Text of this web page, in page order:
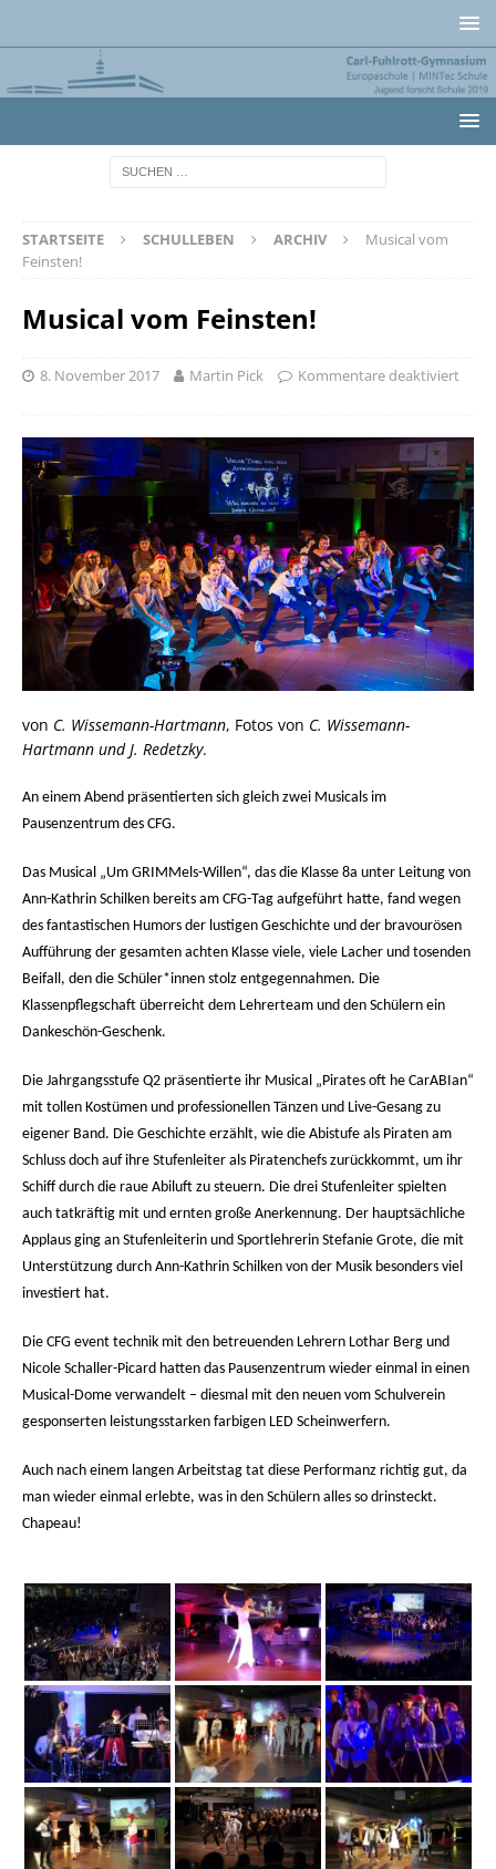
STARTSEITE SCHULLEBEN ARCHIV
Musical vom
Feinsten!
Musical vom Feinsten!
8. November 2017 Martin Pick Kommentare deaktiviert
von C. Wissemann-Hartmann, Fotos von C. Wissemann-
Hartmann und J. Redetzky.
An einem Abend präsentierten sich gleich zwei Musicals im
Pausenzentrum des CFG.
Das Musical „Um GRIMMels-Willen“, das die Klasse 8a unter Leitung von
Ann-Kathrin Schilken bereits am CFG-Tag aufgeführt hatte, fand wegen
des fantastischen Humors der lustigen Geschichte und der bravourösen
Aufführung der gesamten achten Klasse viele, viele Lacher und tosenden
Beifall, den die Schüler*innen stolz entgegennahmen. Die
Klassenpflegschaft überreicht dem Lehrerteam und den Schülern ein
Dankeschön-Geschenk.
Die Jahrgangsstufe Q2 präsentierte ihr Musical „Pirates oft he CarABIan“
mit tollen Kostümen und professionellen Tänzen und Live-Gesang zu
eigener Band. Die Geschichte erzählt, wie die Abistufe als Piraten am
Schluss doch auf ihre Stufenleiter als Piratenchefs zurückkommt, um ihr
Schiff durch die raue Abiluft zu steuern. Die drei Stufenleiter spielten
auch tatkräftig mit und ernten große Anerkennung. Der hauptsächliche
Applaus ging an Stufenleiterin und Sportlehrerin Stefanie Grote, die mit
Unterstützung durch Ann-Kathrin Schilken von der Musik besonders viel
investiert hat.
Die CFG event technik mit den betreuenden Lehrern Lothar Berg und
Nicole Schaller-Picard hatten das Pausenzentrum wieder einmal in einen
Musical-Dome verwandelt – diesmal mit den neuen vom Schulverein
gesponserten leistungsstarken farbigen LED Scheinwerfern.
Auch nach einem langen Arbeitstag tat diese Performanz richtig gut, da
man wieder einmal erlebte, was in den Schülern alles so drinsteckt.
Chapeau!